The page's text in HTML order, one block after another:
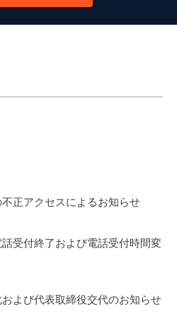
不正アクセスによるお知らせ
話受付終了および電話受付時間変
および代表取締役交代のお知らせ